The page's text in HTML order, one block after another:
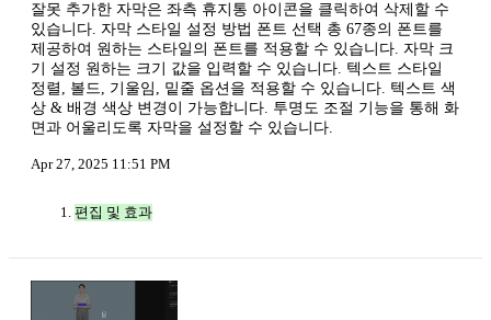
잘못 추가한 자막은 좌측 휴지통 아이콘을 클릭하여 삭제할 수
있습니다. 자막 스타일 설정 방법 폰트 선택 총 67종의 폰트를
제공하여 원하는 스타일의 폰트를 적용할 수 있습니다. 자막 크
기 설정 원하는 크기 값을 입력할 수 있습니다. 텍스트 스타일
정렬, 볼드, 기울임, 밑줄 옵션을 적용할 수 있습니다. 텍스트 색
상 & 배경 색상 변경이 가능합니다. 투명도 조절 기능을 통해 화
면과 어울리도록 자막을 설정할 수 있습니다.
Apr 27, 2025 11:51 PM
편집 및 효과